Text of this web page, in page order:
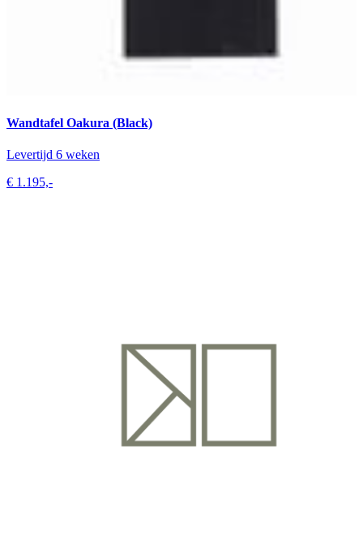
Wandtafel Oakura (Black)
Levertijd 6 weken
€ 1.195,-